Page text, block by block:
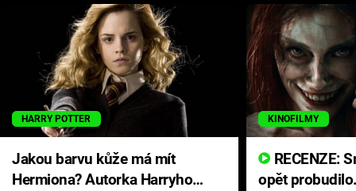
HARRY POTTER
Jakou barvu kůže má mít
Hermiona? Autorka Harryho
KINOFILMY
opět